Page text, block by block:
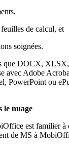
de calcul, et
soignées.
que DOCX,
Adobe
PowerPoint ou
le nuage
est familier à
de MS à